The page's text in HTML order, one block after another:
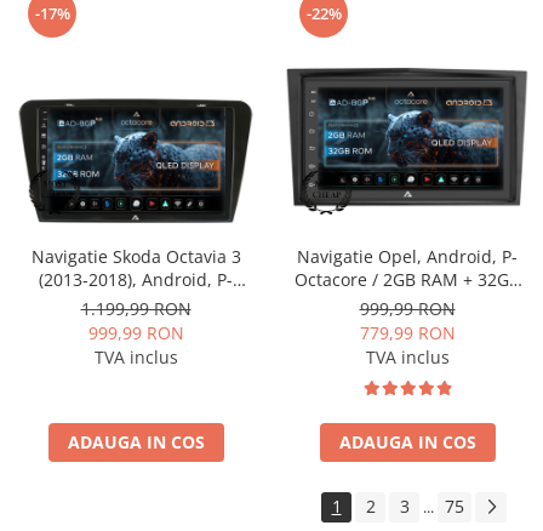
-17%
Navigatie Skoda Octavia 3
(2013-2018), Android, P-
Octacore / 2GB RAM + 32GB
ROM, 10.1 Inch - AD-
BGP10002+AD-BGRKIT026
1.199,99 RON
999,99 RON
TVA inclus
ADAUGA IN COS
-22%
Navigatie Opel, Android, P-
Octacore / 2GB RAM + 32GB
ROM, 7 Inch - AD-
BGP1002+AD-BGROP002
999,99 RON
779,99 RON
TVA inclus
ADAUGA IN COS
1 2 3 ... 75